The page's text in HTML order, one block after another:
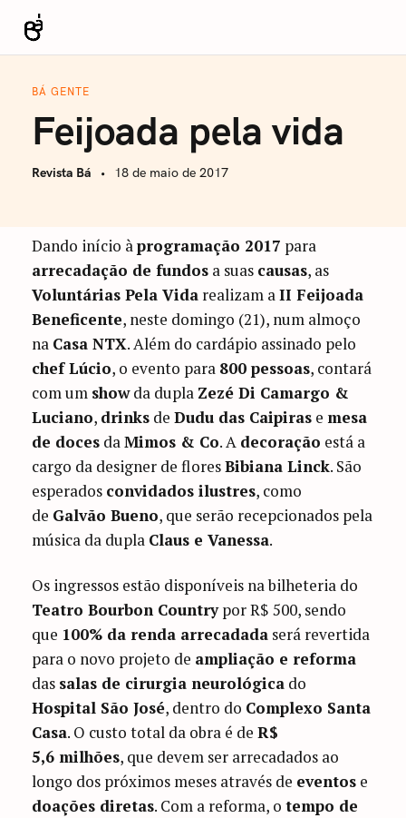
i
Revista Bá
BÁ GENTE
Feijoada pela vida
Revista Bá 18 de maio de 2017
Dando início àprogramação 2017 para
arrecadação de fundos a suas causas, as
Voluntárias Pela Vida realizam aII Feijoada
Beneficente, neste domingo (21), num almoço
na Casa NTX. Além do cardápio assinado pelo
chef Lúcio, o evento para 800 pessoas, contará
com um showda dupla Zezé Di Camargo &
Luciano, drinks deDudu das Caipiras emesa
de doces daMimos & Co. A decoração está a
cargo da designer de floresBibiana Linck. São
esperados convidados ilustres, como
de Galvão Bueno, que serão recepcionados pela
música da dupla Claus e Vanessa.
Os ingressos estão disponíveis na bilheteria do
Teatro Bourbon Countrypor R$ 500, sendo
que 100% da renda arrecadada será revertida
para o novo projeto de ampliação e reforma
das salas de cirurgia neurológica do
Hospital São José, dentro do Complexo Santa
Casa. O custo total da obra é deR$
5,6 milhões, que devem ser arrecadados ao
longo dos próximos meses através de eventos e
doações diretas. Com a reforma, otempo de